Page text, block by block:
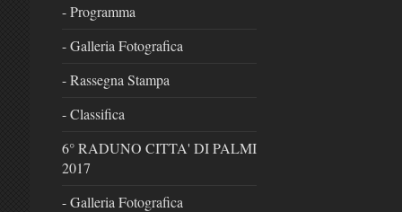
- Programma
- Galleria Fotografica
- Rassegna Stampa
- Classifica
6° RADUNO CITTA' DI PALMI
2017
- Galleria Fotografica